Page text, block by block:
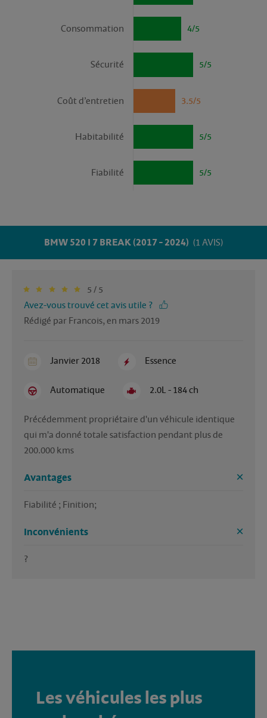
4/5
Consommation
5/5
Sécurité
3.5/5
Coût d’entretien
5/5
Habitabilité
5/5
Fiabilité
BMW 520 I 7 BREAK (2017 - 2024) (1 AVIS)
5 / 5
Avez-vous trouvé cet avis utile ?
Rédigé par Francois, en mars 2019
Janvier 2018 Essence
Automatique 2.0L - 184 ch
Précédemment propriétaire d'un véhicule identique
qui m'a donné totale satisfaction pendant plus de
200.000 kms
Avantages
Fiabilité ; Finition;
Inconvénients
?
Les véhicules les plus